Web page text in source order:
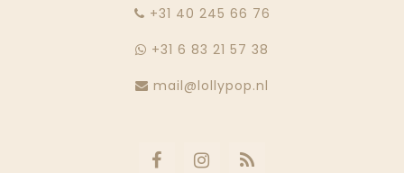
‭+31 40 245 66 76
+31 6 83 21 57 38
mail@lollypop.nl